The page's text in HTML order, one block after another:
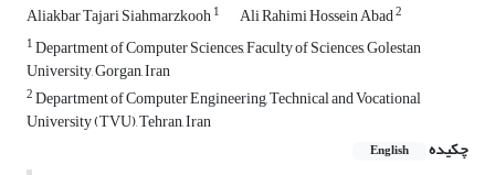
Aliakbar Tajari Siahmarzkooh1 Ali Rahimi Hossein Abad2
1Department of Computer Sciences, Faculty of Sciences, Golestan
University, Gorgan, Iran
2Department of Computer Engineering, Technical and Vocational
University (TVU), Tehran, Iran
چکیده
English